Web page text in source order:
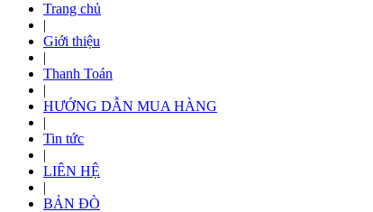
Trang chủ
|
Giới thiệu
|
Thanh Toán
|
HƯỚNG DẪN MUA HÀNG
|
Tin tức
|
LIÊN HỆ
|
BẢN ĐÒ